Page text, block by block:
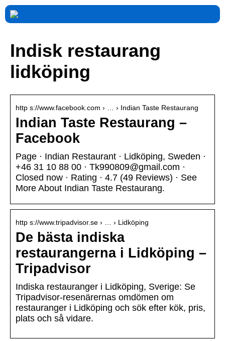
Indisk restaurang
lidköping
http s://www.facebook.com › … › Indian Taste Restaurang
Indian Taste Restaurang –
Facebook
Page · Indian Restaurant · Lidköping, Sweden ·
+46 31 10 88 00 · Tk990809@gmail.com ·
Closed now · Rating · 4.7 (49 Reviews) · See
More About Indian Taste Restaurang.
http s://www.tripadvisor.se › … › Lidköping
De bästa indiska
restaurangerna i Lidköping –
Tripadvisor
Indiska restauranger i Lidköping, Sverige: Se
Tripadvisor-resenärernas omdömen om
restauranger i Lidköping och sök efter kök, pris,
plats och så vidare.